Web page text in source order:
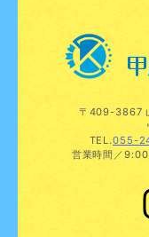
〒409-3867
TEL.055-
営業時間／